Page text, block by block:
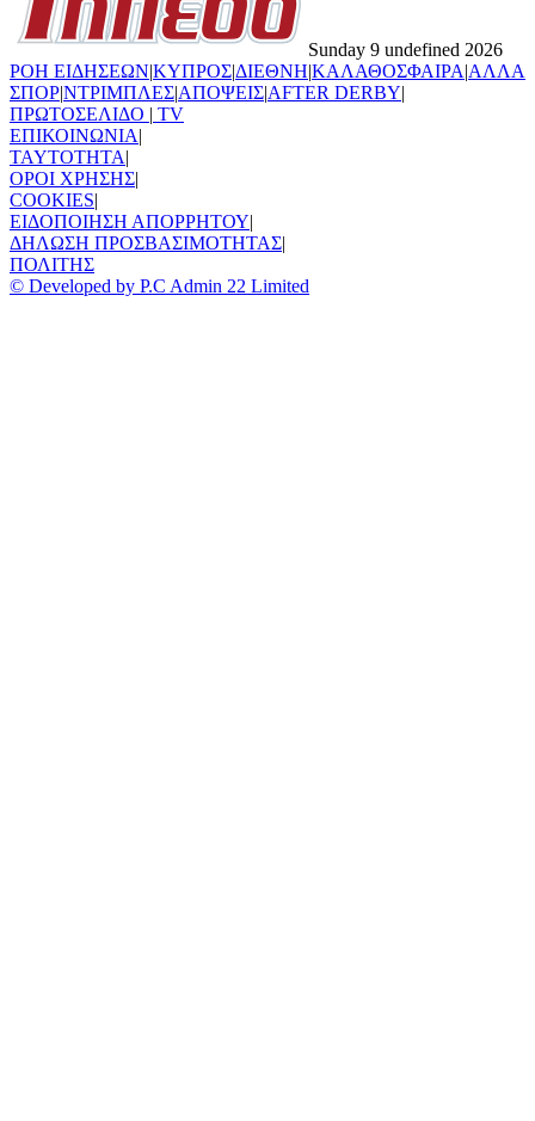
Sunday 9 undefined 2026
ΡΟΗ ΕΙΔΗΣΕΩΝ|ΚΥΠΡΟΣ|ΔΙΕΘΝΗ|ΚΑΛΑΘΟΣΦΑΙΡΑ|ΑΛΛΑ
ΣΠΟΡ|ΝΤΡΙΜΠΛΕΣ|ΑΠΟΨΕΙΣ|AFTER DERBY|
ΠΡΩΤΟΣΕΛΙΔΟ | TV
ΕΠΙΚΟΙΝΩΝΙΑ|
TAYTOTHTA|
ΟΡΟΙ ΧΡΗΣΗΣ|
COOKIES|
ΕΙΔΟΠΟΙΗΣΗ ΑΠΟΡΡΗΤΟΥ|
ΔΗΛΩΣΗ ΠΡΟΣΒΑΣΙΜΟΤΗΤΑΣ|
ΠΟΛΙΤΗΣ
© Developed by P.C Admin 22 Limited